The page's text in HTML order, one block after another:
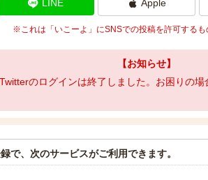
LINE Apple
※これは「いこーよ」にSNSでの投稿を許可するも
【お知らせ】
のログインは終了しました。お困りの場
で、次のサービスがご利用できます。